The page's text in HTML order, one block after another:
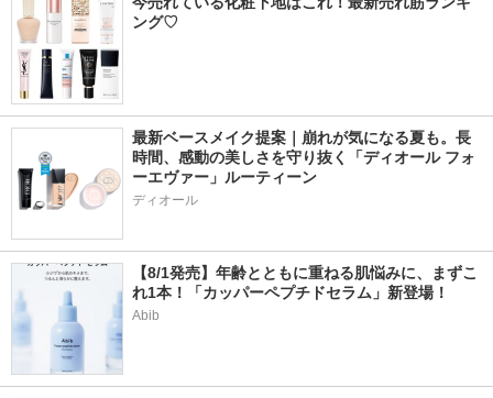
ング♡
最新ベースメイク提案｜崩れが気になる夏も。長
時間、感動の美しさを守り抜く「ディオール フォ
ーエヴァー」ルーティーン
ディオール
【8/1発売】年齢とともに重ねる肌悩みに、まずこ
れ1本！「カッパーペプチドセラム」新登場！
Abib